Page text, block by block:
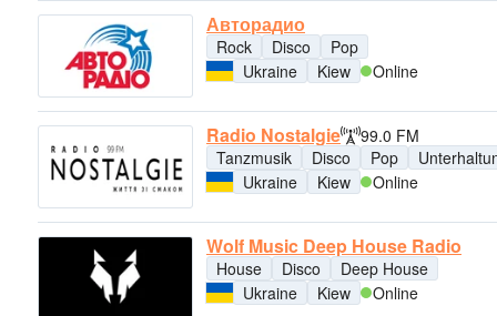
Авторадио
Rock Disco
Pop
Ukraine
Kiew Online
Radio Nostalgie
99.0 FM
Tanzmusik
Disco Pop
Ukraine
Kiew Online
Wolf Music Deep House Radio
House Disco
Deep House
Ukraine
Kiew Online